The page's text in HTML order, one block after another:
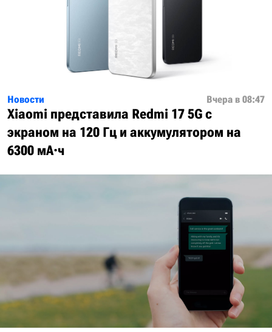
Новости Вчера в 08:47
Xiaomi представила Redmi 17 5G с
экраном на 120 Гц и аккумулятором на
6300 мА·ч